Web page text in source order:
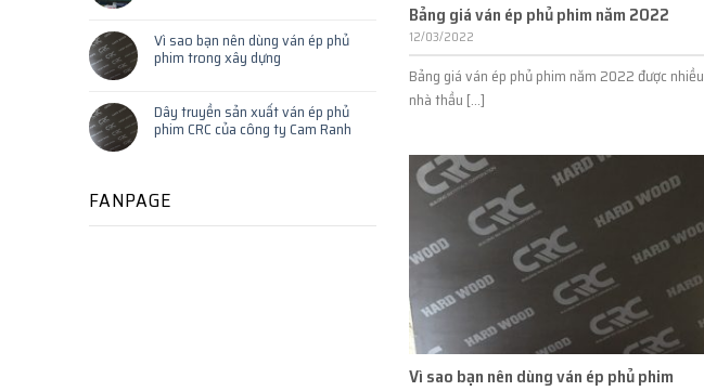
Vì sao bạn nên dùng ván ép phủ
phim trong xây dựng
Dây truyền sản xuất ván ép phủ
phim CRC của công ty Cam Ranh
FANPAGE
Bảng giá ván ép phủ phim năm 2022
12/03/2022
Bảng giá ván ép phủ phim năm 2022 được nhiều
nhà thầu [...]
Vì sao bạn nên dùng ván ép phủ phim